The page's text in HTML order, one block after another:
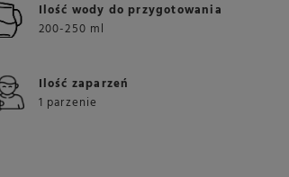
Ilość wody do przygotowania
200-250 ml
Ilość zaparzeń
1 parzenie